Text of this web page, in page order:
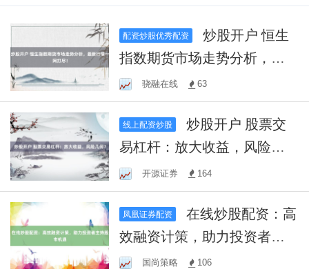
配资炒股优秀配资
炒股开户 恒生
指数期货市场走势分析，最
新行情一网打尽！
骁融在线 63
线上配资炒股
炒股开户 股票交
易杠杆：放大收益，风险几
何？开源证券 164
凤凰证券配资
在线炒股配资：高
效融资计策，助力投资者主
持股市机遇
国尚策略 106